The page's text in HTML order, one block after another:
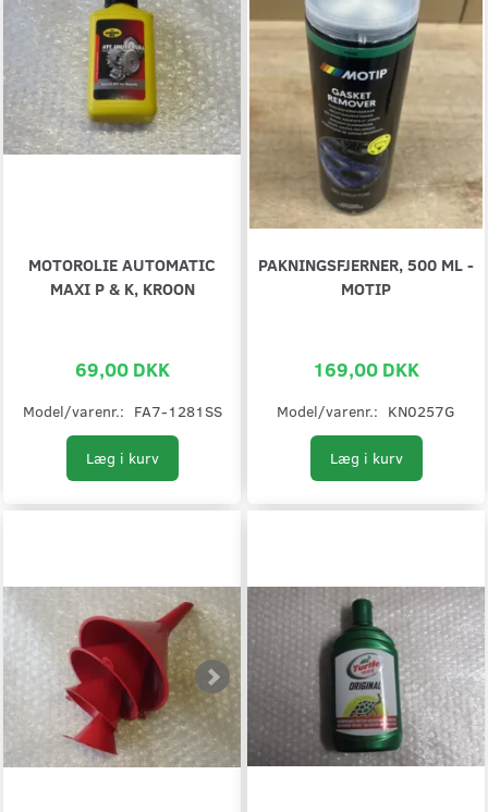
MOTOROLIE AUTOMATIC
MAXI P & K, KROON
69,00 DKK
Model/varenr.: FA7-1281SS
Læg i kurv
PAKNINGSFJERNER, 500 ML -
MOTIP
169,00 DKK
Model/varenr.: KN0257G
Læg i kurv